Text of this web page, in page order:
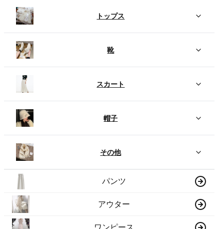
トップス
靴
スカート
帽子
その他
パンツ
アウター
ワンピース